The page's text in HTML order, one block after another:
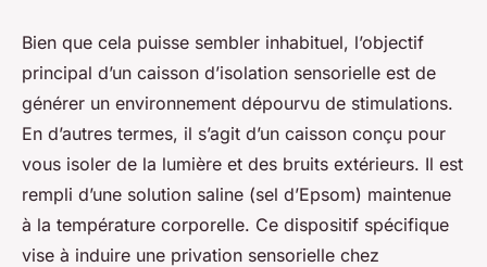
Qu'est-ce qu'un caisson
d'isolation sensoriel ?
denise•27 janvier 2024 •2 min de lecture
Bien que cela puisse sembler inhabituel, l’objectif
principal d’un caisson d’isolation sensorielle est de
générer un environnement dépourvu de stimulations.
En d’autres termes, il s’agit d’un caisson conçu pour
vous isoler de la lumière et des bruits extérieurs. Il est
rempli d’une solution saline (sel d’Epsom) maintenue
à la température corporelle. Ce dispositif spécifique
vise à induire une privation sensorielle chez